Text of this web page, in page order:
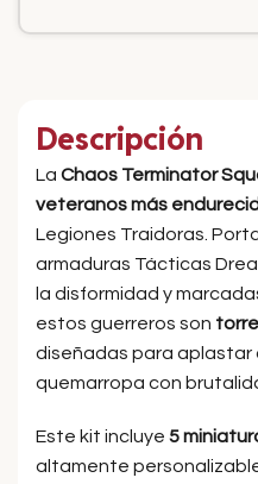
Descripción
La Chaos Terminator
veteranos más
Legiones Traidoras.
armaduras Tácticas
la disformidad y
estos guerreros son
diseñadas para aplastar
quemarropa con
Este kit incluye 5
altamente